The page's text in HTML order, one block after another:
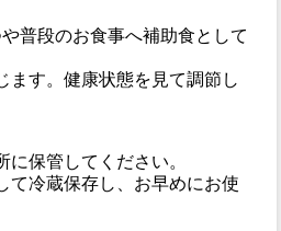
普段のお食事へ補助食として
ます。健康状態を見て調節し
保管してください。
て冷蔵保存し、お早めにお使